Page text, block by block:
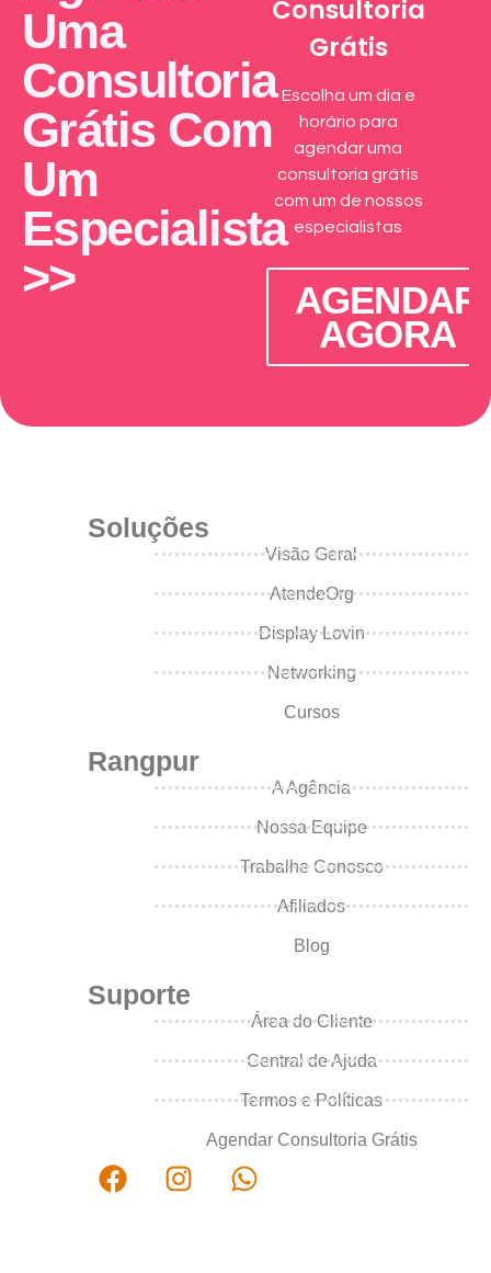
Uma
Consultoria
Grátis Com
Um
Especialista
>>
Consultoria
Grátis
Escolha um dia e
horário para
agendar uma
consultoria grátis
com um de nossos
especialistas
AGENDAR
AGORA
Soluções
Visão Geral
AtendeOrg
Display Lovin
Networking
Cursos
Rangpur
A Agência
Nossa Equipe
Trabalhe Conosco
Afiliados
Blog
Suporte
Área do Cliente
Central de Ajuda
Termos e Políticas
Agendar Consultoria Grátis